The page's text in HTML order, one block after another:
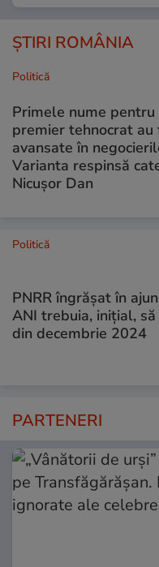
ȘTIRI ROMÂNIA
Politică
Primele nume pentru
premier tehnocrat au
avansate în
Varianta respinsă
Nicușor Dan
Politică
PNRR îngrășat în
ANI trebuia, inițial,
din decembrie 2024
PARTENERI